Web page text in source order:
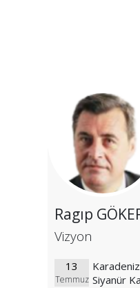
Ragıp
Vizyon
13
Temmuz Siyanür